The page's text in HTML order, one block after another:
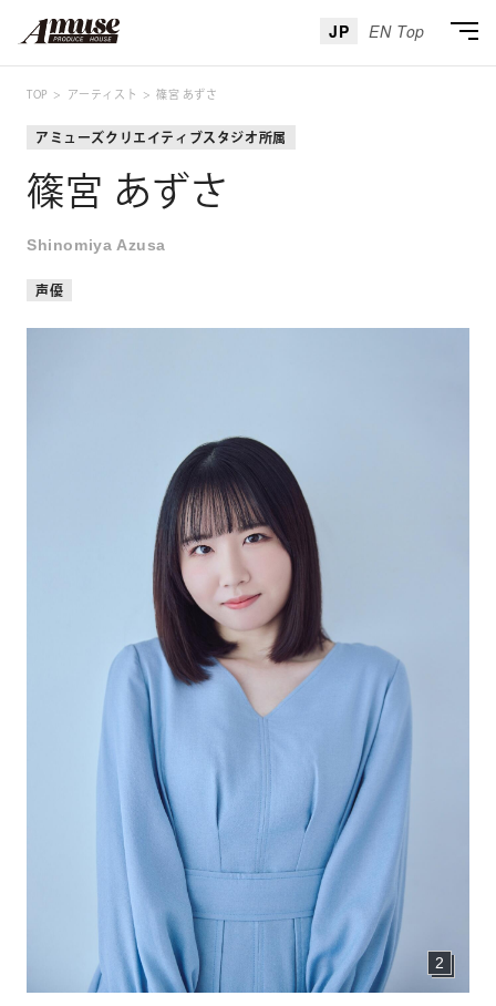
JP EN Top
CONTACT
個人のお客様
法人のお客様
AUDITION アーティスト募集
Amuse Solution アミューズのソリューション
ENGLISH
TOP アーティスト 篠宮 あずさ
アミューズクリエイティブスタジオ所属
篠宮 あずさ
Shinomiya Azusa
声優
2